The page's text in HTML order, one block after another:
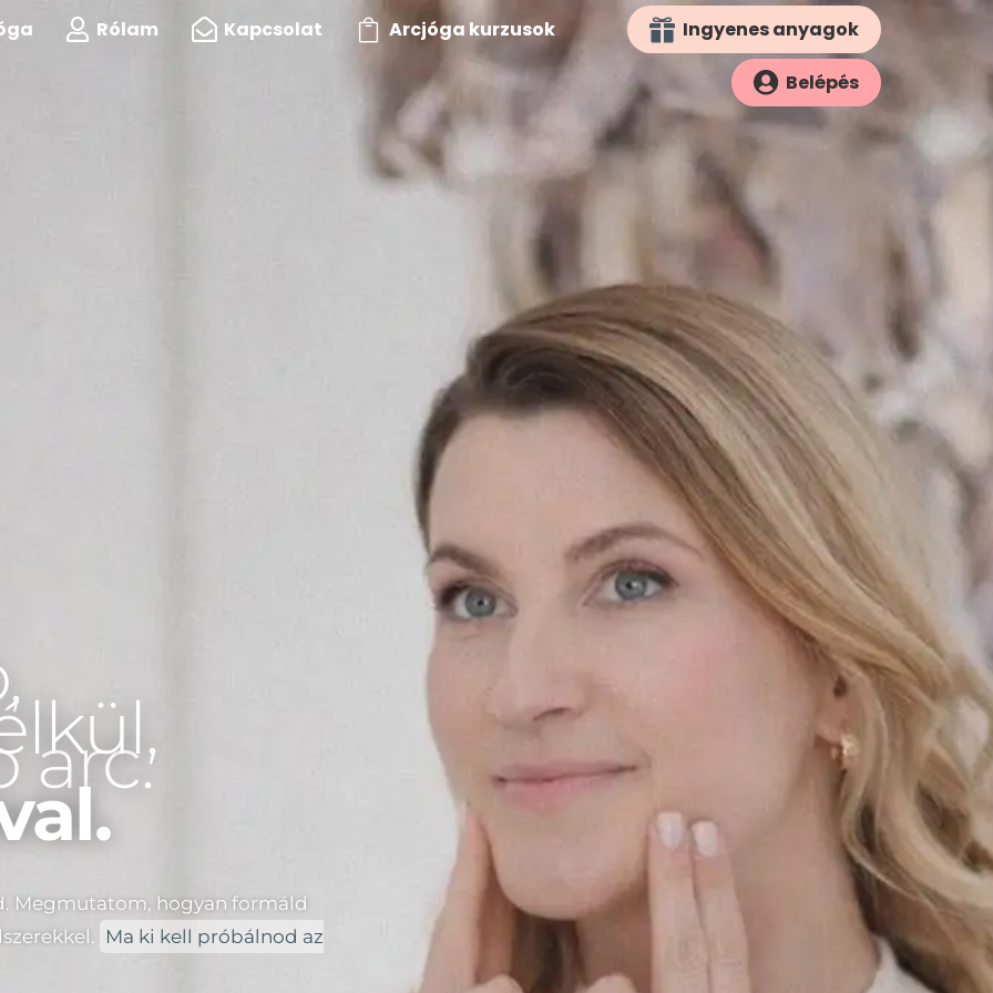
 Rólam  Kapcsolat  Arcjóga kurzusok  Ingyenes anyagok
 Belépés
arc.
Megmutatom, hogyan formáld
Ma ki kell próbálnod az